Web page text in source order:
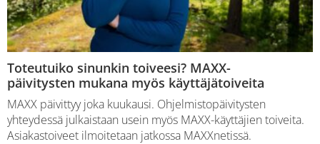
Toteutuiko sinunkin toiveesi? MAXX-
päivitysten mukana myös käyttäjätoiveita
MAXX päivittyy joka kuukausi. Ohjelmistopäivitysten
yhteydessä julkaistaan usein myös MAXX-käyttäjien toiveita.
Asiakastoiveet ilmoitetaan jatkossa MAXXnetissä.